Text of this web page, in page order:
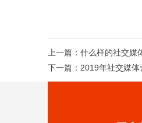
上一篇： 什么样的社交媒
下一篇： 2019年社交媒